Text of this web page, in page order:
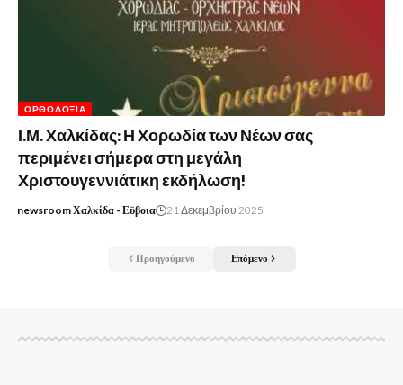
ΟΡΘΟΔΟΞΊΑ
Ι.Μ. Χαλκίδας: Η Χορωδία των Νέων σας
περιμένει σήμερα στη μεγάλη
Χριστουγεννιάτικη εκδήλωση!
newsroom Χαλκίδα - Εϋβοια 21 Δεκεμβρίου 2025
Προηγούμενο Επόμενο